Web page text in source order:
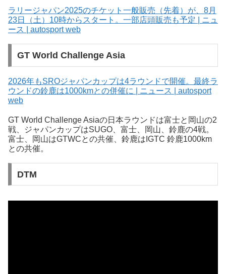
ラリージャパン2025のチケット一般販売（先着）が、8月
23日（土）10時からスタート。一部店頭販売も予定 | ニュ
ース | autosport web
GT World Challenge Asia
2026年もSROジャパンカップは4ラウンドで開催。最終ラ
ウンドの鈴鹿は1000kmとの併催に | ニュース | autosport
web
GT World Challenge Asiaの日本ラウンドは富士と岡山の2
戦、ジャパンカップはSUGO、富士、岡山、鈴鹿の4戦。
富士、岡山はGTWCとの共催、鈴鹿はIGTC 鈴鹿1000km
との共催。
DTM